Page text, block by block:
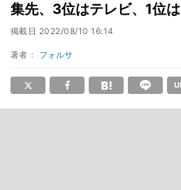
集先、3位はテレビ、1位
掲載日 2022/08/10 16:14
著者： フォルサ